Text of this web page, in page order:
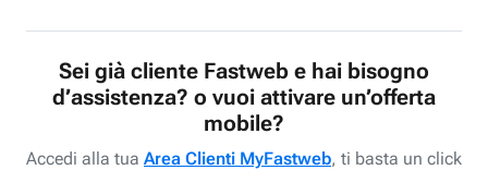
Sei già cliente Fastweb e hai bisogno
d’assistenza? o vuoi attivare un’offerta
mobile?
Accedi alla tua Area Clienti MyFastweb, ti basta un click